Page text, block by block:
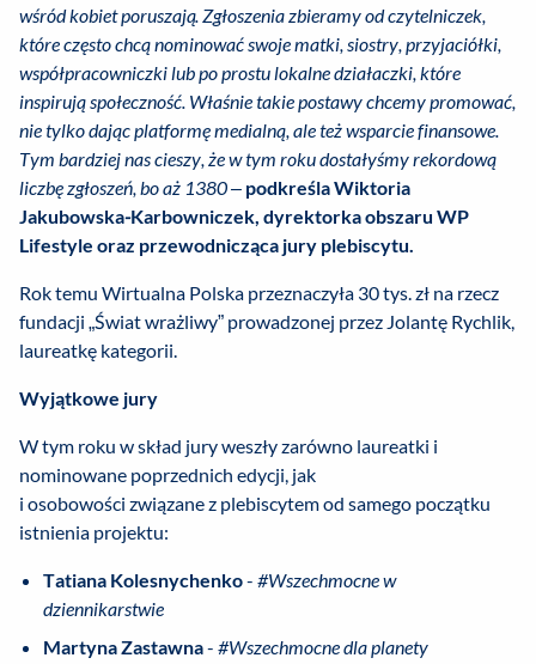
wśród kobiet poruszają. Zgłoszenia zbieramy od czytelniczek,
które często chcą nominować swoje matki, siostry, przyjaciółki,
współpracowniczki lub po prostu lokalne działaczki, które
inspirują społeczność. Właśnie takie postawy chcemy promować,
nie tylko dając platformę medialną, ale też wsparcie finansowe.
Tym bardziej nas cieszy, że w tym roku dostałyśmy rekordową
liczbę zgłoszeń, bo aż 1380 – podkreśla Wiktoria
Jakubowska-Karbowniczek, dyrektorka obszaru WP
Lifestyle oraz przewodnicząca jury plebiscytu.
Rok temu Wirtualna Polska przeznaczyła 30 tys. zł na rzecz
fundacji „Świat wrażliwy” prowadzonej przez Jolantę Rychlik,
laureatkę kategorii.
Wyjątkowe jury
W tym roku w skład jury weszły zarówno laureatki i
nominowane poprzednich edycji, jak
i osobowości związane z plebiscytem od samego początku
istnienia projektu:
Tatiana Kolesnychenko- #Wszechmocne w
dziennikarstwie
Martyna Zastawna- #Wszechmocne dla planety